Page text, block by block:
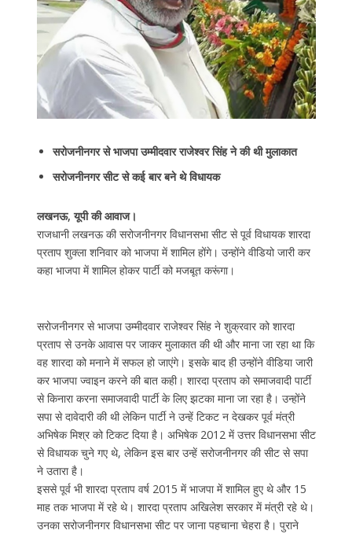
सरोजनीनगर से भाजपा उम्मीदवार राजेश्वर सिंह ने की थी मुलाकात
सरोजनीनगर सीट से कई बार बने थे विधायक
लखनऊ, यूपी की आवाज।
राजधानी लखनऊ की सरोजनीनगर विधानसभा सीट से पूर्व विधायक शारदा
प्रताप शुक्ला शनिवार को भाजपा में शामिल होंगे। उन्होंने वीडियो जारी कर
कहा भाजपा में शामिल होकर पार्टी को मजबूत करूंगा।
सरोजनीनगर से भाजपा उम्मीदवार राजेश्वर सिंह ने शुक्रवार को शारदा
प्रताप से उनके आवास पर जाकर मुलाकात की थी और माना जा रहा था कि
वह शारदा को मनाने में सफल हो जाएंगे। इसके बाद ही उन्होंने वीडिया जारी
कर भाजपा ज्वाइन करने की बात कही। शारदा प्रताप को समाजवादी पार्टी
से किनारा करना समाजवादी पार्टी के लिए झटका माना जा रहा है। उन्होंने
सपा से दावेदारी की थी लेकिन पार्टी ने उन्हें टिकट न देखकर पूर्व मंत्री
अभिषेक मिश्र को टिकट दिया है। अभिषेक 2012 में उत्तर विधानसभा सीट
से विधायक चुने गए थे, लेकिन इस बार उन्हें सरोजनीनगर की सीट से सपा
ने उतारा है।
इससे पूर्व भी शारदा प्रताप वर्ष 2015 में भाजपा में शामिल हुए थे और 15
माह तक भाजपा में रहे थे। शारदा प्रताप अखिलेश सरकार में मंत्री रहे थे।
उनका सरोजनीनगर विधानसभा सीट पर जाना पहचाना चेहरा है। पुराने